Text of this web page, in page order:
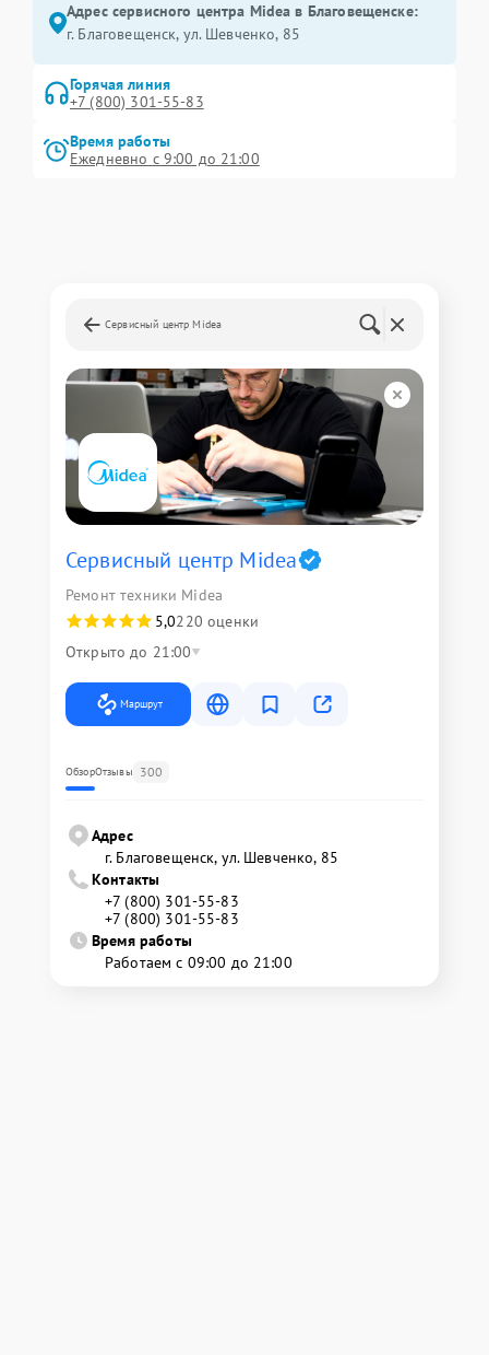
Адрес сервисного центра Midea в Благовещенске:
г. Благовещенск, ул. Шевченко, 85
Горячая линия
+7 (800) 301-55-83
Время работы
Ежедневно с 9:00 до 21:00
Сервисный центр Midea
Сервисный центр Midea
Ремонт техники Midea
5,0220 оценки
Открыто до 21:00
Маршрут
ОбзорОтзывы 300
Адрес
г. Благовещенск, ул. Шевченко, 85
Контакты
+7 (800) 301-55-83
+7 (800) 301-55-83
Время работы
Работаем с 09:00 до 21:00